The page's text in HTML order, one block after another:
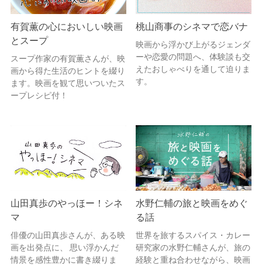
有賀薫の心においしい映画
とスープ
スープ作家の有賀薫さんが、映
画から得た生活のヒントを綴り
ます。映画を観て思いついたス
ープレシピ付！
桃山商事のシネマで恋バナ
映画から浮かび上がるジェンダ
ーや恋愛の問題へ、体験談も交
えたおしゃべりを通して迫りま
す。
山田真歩のやっほー！シネ
マ
俳優の山田真歩さんが、ある映
画を出発点に、 思い浮かんだ
情景を感性豊かに書き綴りま
水野仁輔の旅と映画をめぐ
る話
世界を旅するスパイス・カレー
研究家の水野仁輔さんが、旅の
経験と重ね合わせながら、映画